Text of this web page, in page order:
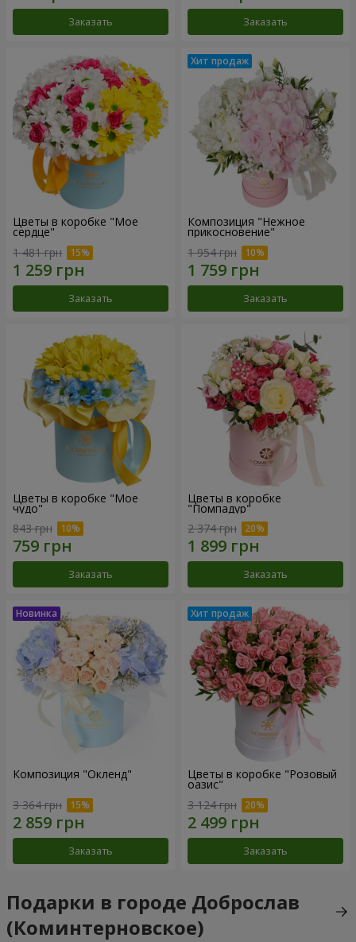
Заказать Заказать
Цветы в коробке "Мое
сердце"
1 481 грн
Заказать
Композиция "Нежное
прикосновение"
1 954 грн
Заказать
Цветы в коробке "Мое
чудо"
843 грн
Заказать
Цветы в коробке
"Помпадур"
2 374 грн
Заказать
Композиция "Окленд"
3 364 грн
Заказать
Цветы в коробке "Розовый
оазис"
3 124 грн
Заказать
Подарки в городе Доброслав
(Коминтерновское)